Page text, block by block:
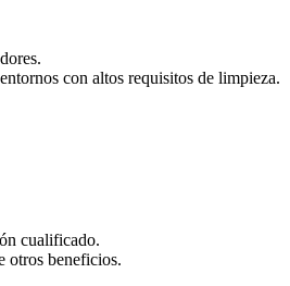
con altos requisitos de limpieza.
cualificado.
otros beneficios.